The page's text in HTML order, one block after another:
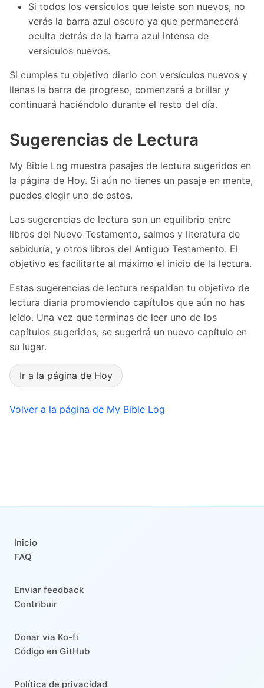
Si todos los versículos que leíste son nuevos, no
verás la barra azul oscuro ya que permanecerá
oculta detrás de la barra azul intensa de
versículos nuevos.
Si cumples tu objetivo diario con versículos nuevos y
llenas la barra de progreso, comenzará a brillar y
continuará haciéndolo durante el resto del día.
Sugerencias de Lectura
My Bible Log muestra pasajes de lectura sugeridos en
la página de Hoy. Si aún no tienes un pasaje en mente,
puedes elegir uno de estos.
Las sugerencias de lectura son un equilibrio entre
libros del Nuevo Testamento, salmos y literatura de
sabiduría, y otros libros del Antiguo Testamento. El
objetivo es facilitarte al máximo el inicio de la lectura.
Estas sugerencias de lectura respaldan tu objetivo de
lectura diaria promoviendo capítulos que aún no has
leído. Una vez que terminas de leer uno de los
capítulos sugeridos, se sugerirá un nuevo capítulo en
su lugar.
Ir a la página de Hoy
Volver a la página de My Bible Log
Inicio
FAQ
Enviar feedback
Contribuir
Donar via Ko-fi
Código en GitHub
Política de privacidad